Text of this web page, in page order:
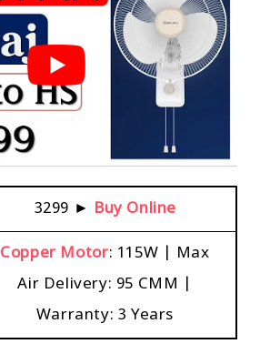
₹3299 ► Buy Online
Copper Motor: 115W | Max
Air Delivery: 95 CMM |
Warranty: 3 Years